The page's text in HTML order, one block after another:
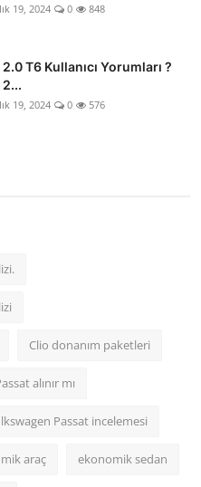
19, 2024 0 848
T6 Kullanıcı Yorumları ?
19, 2024 0 576
Clio donanım paketleri
alınır mı
Passat incelemesi
araç ekonomik sedan